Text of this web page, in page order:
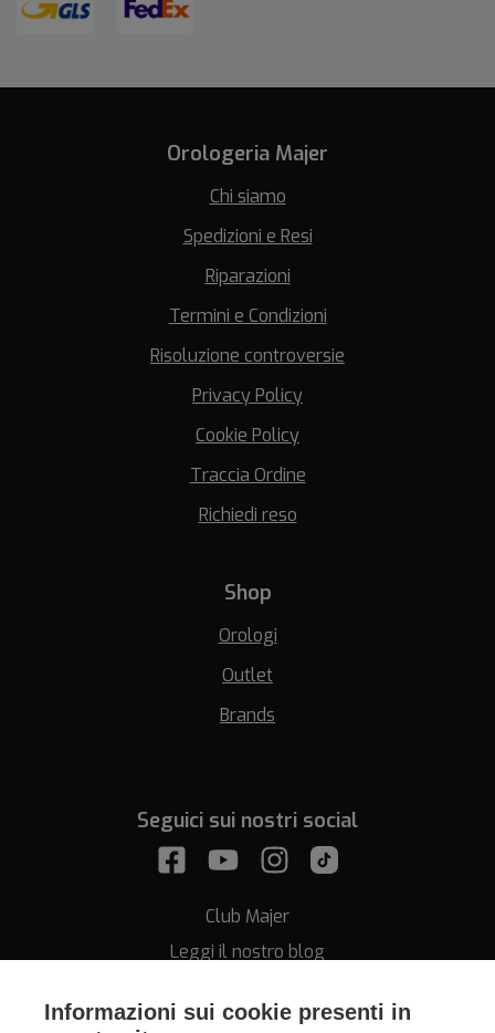
Informazioni sui cookie presenti in
Orologeria Majer
Chi siamo
Spedizioni e Resi
Riparazioni
Termini e Condizioni
Risoluzione controversie
Privacy Policy
Cookie Policy
Traccia Ordine
Richiedi reso
Shop
Orologi
Outlet
Brands
Seguici sui nostri social
Club Majer
Leggi il nostro blog